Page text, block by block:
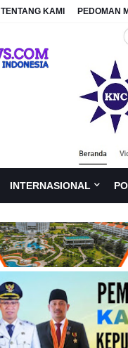
TENTANG KAMI PEDOMAN
INTERNASIONAL